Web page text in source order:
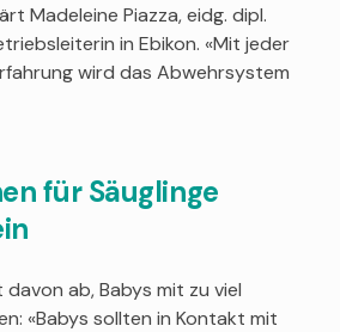
Madeleine Piazza, eidg. dipl.
in Ebikon. «Mit jeder
wird das Abwehrsystem
für Säuglinge
ab, Babys mit zu viel
«Babys sollten in Kontakt mit